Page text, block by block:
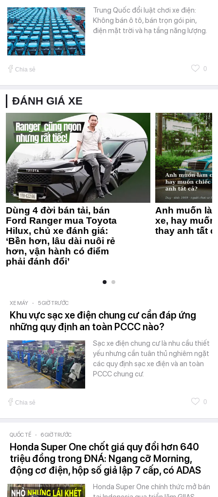
Trung Quốc đổi luật chơi xe điện:
Không bán ô tô, bán trọn gói pin,
điện mặt trời và hạ tầng năng lượng.
Chia sẻ 0
ĐÁNH GIÁ XE
Dùng 4 đời bán tải, bán
Ford Ranger mua Toyota
Hilux, chủ xe đánh giá:
‘Bền hơn, lâu dài nuôi rẻ
hơn, vận hành có điểm
phải đánh đổi’
Anh muốn
xe, hay
thay anh tất
XE MÁY - 5 GIỜ TRƯỚC
Khu vực sạc xe điện chung cư cần đáp ứng
những quy định an toàn PCCC nào?
Sạc xe điện chung cư là nhu cầu thiết
yếu nhưng cần tuân thủ nghiêm ngặt
các quy định sạc xe điện và an toàn
PCCC chung cư.
Chia sẻ 0
QUỐC TẾ - 6 GIỜ TRƯỚC
Honda Super One chốt giá quy đổi hơn 640
triệu đồng trong ĐNÁ: Ngang cỡ Morning,
động cơ điện, hộp số giả lập 7 cấp, có ADAS
Honda Super One chính thức mở bán